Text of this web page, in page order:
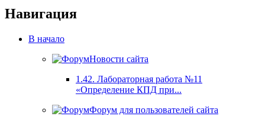
Навигация
В начало
Новости сайта
1.42. Лабораторная работа №11
«Определение КПД при...
Форум для пользователей сайта